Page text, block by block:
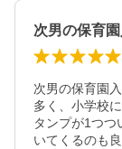
次男の保育園
多く、小学校
タンプが1つつ
いてくるのも